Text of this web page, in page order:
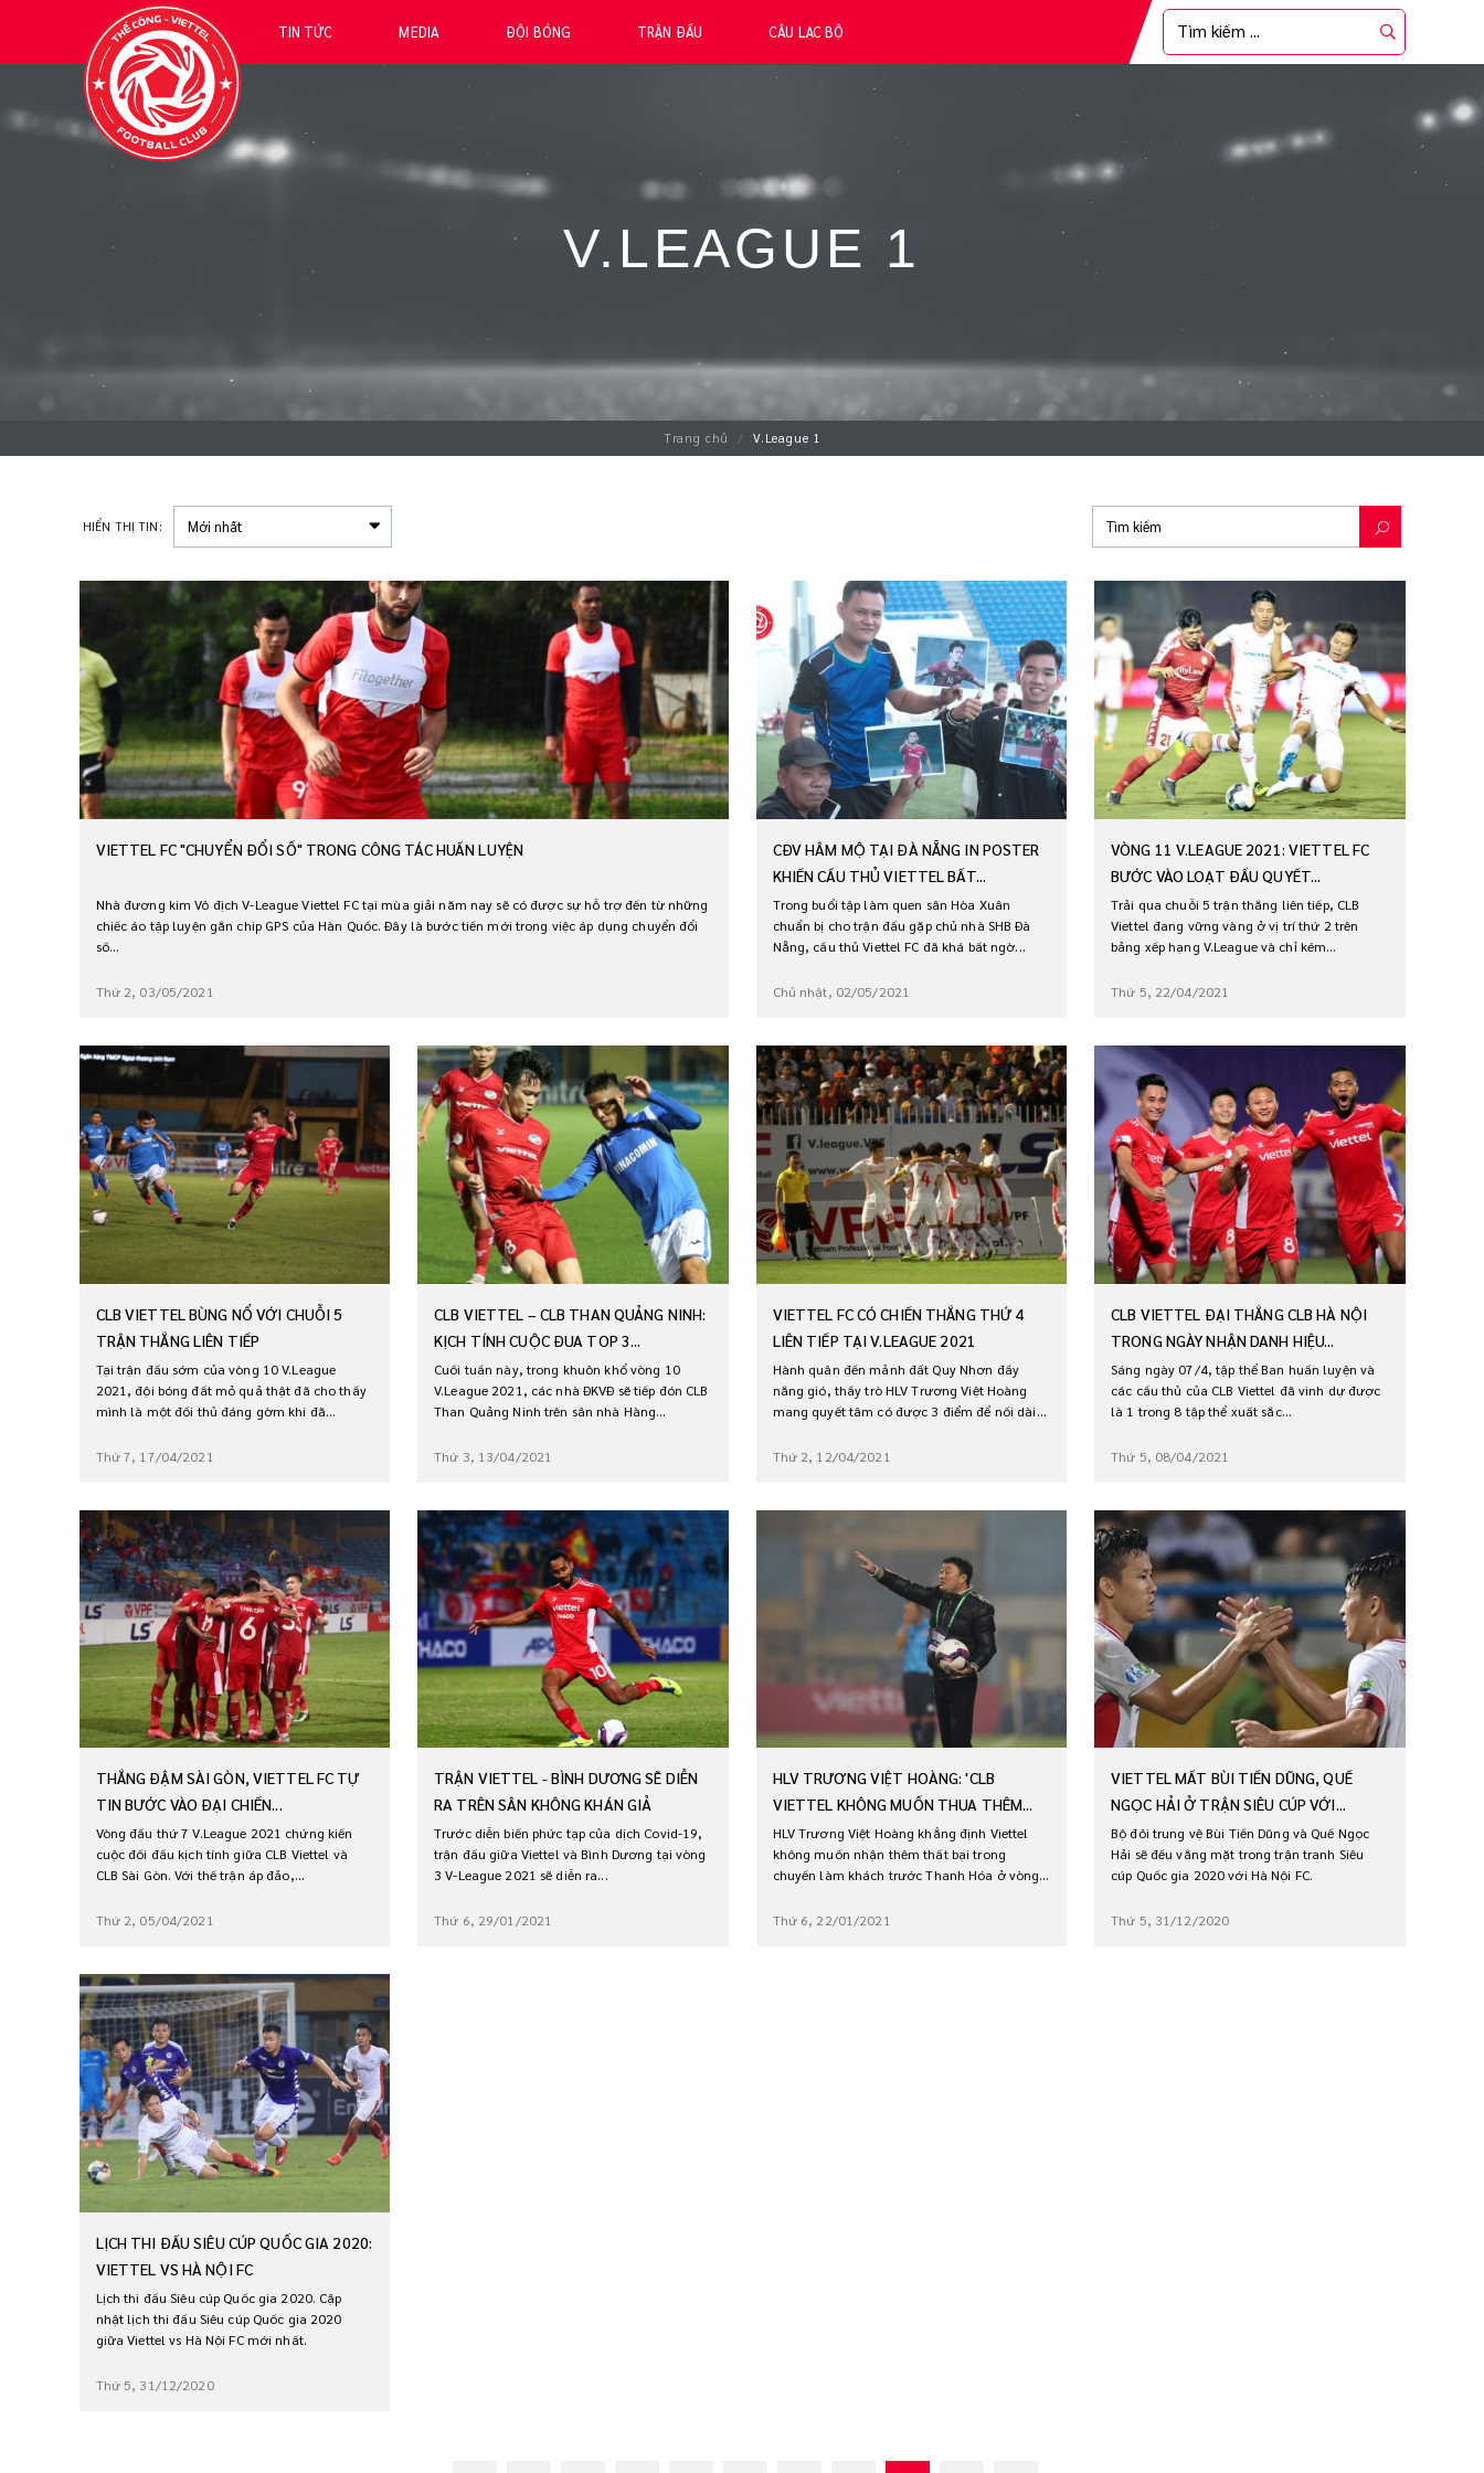
TIN TỨC MEDIA ĐỘI BÓNG TRẬN ĐẤU CÂU LẠC BỘ
V.LEAGUE 1
Trang chủ V.League 1
HIỂN THỊ TIN:
VIETTEL FC "CHUYỂN ĐỔI SỐ" TRONG CÔNG TÁC HUẤN LUYỆN
Nhà đương kim Vô địch V-League Viettel FC tại mùa giải năm nay sẽ có được sự hỗ trợ đến từ những
chiếc áo tập luyện gắn chip GPS của Hàn Quốc. Đây là bước tiến mới trong việc áp dụng chuyển đổi
số...
Thứ 2, 03/05/2021
CĐV HÂM MỘ TẠI ĐÀ NẴNG IN POSTER
KHIẾN CẦU THỦ VIETTEL BẤT...
Trong buổi tập làm quen sân Hòa Xuân
chuẩn bị cho trận đấu gặp chủ nhà SHB Đà
Nẵng, cầu thủ Viettel FC đã khá bất ngờ...
Chủ nhật, 02/05/2021
VÒNG 11 V.LEAGUE 2021: VIETTEL FC
BƯỚC VÀO LOẠT ĐẤU QUYẾT...
Trải qua chuỗi 5 trận thắng liên tiếp, CLB
Viettel đang vững vàng ở vị trí thứ 2 trên
bảng xếp hạng V.League và chỉ kém...
Thứ 5, 22/04/2021
CLB VIETTEL BÙNG NỔ VỚI CHUỖI 5
TRẬN THẮNG LIÊN TIẾP
Tại trận đấu sớm của vòng 10 V.League
2021, đội bóng đất mỏ quả thật đã cho thấy
mình là một đối thủ đáng gờm khi đã...
Thứ 7, 17/04/2021
CLB VIETTEL – CLB THAN QUẢNG NINH:
KỊCH TÍNH CUỘC ĐUA TOP 3...
Cuối tuần này, trong khuôn khổ vòng 10
V.League 2021, các nhà ĐKVĐ sẽ tiếp đón CLB
Than Quảng Ninh trên sân nhà Hàng...
Thứ 3, 13/04/2021
VIETTEL FC CÓ CHIẾN THẮNG THỨ 4
LIÊN TIẾP TẠI V.LEAGUE 2021
Hành quân đến mảnh đất Quy Nhơn đầy
nắng gió, thầy trò HLV Trương Việt Hoàng
mang quyết tâm có được 3 điểm để nối dài...
Thứ 2, 12/04/2021
CLB VIETTEL ĐẠI THẮNG CLB HÀ NỘI
TRONG NGÀY NHẬN DANH HIỆU...
Sáng ngày 07/4, tập thể Ban huấn luyện và
các cầu thủ của CLB Viettel đã vinh dự được
là 1 trong 8 tập thể xuất sắc...
Thứ 5, 08/04/2021
THẮNG ĐẬM SÀI GÒN, VIETTEL FC TỰ
TIN BƯỚC VÀO ĐẠI CHIẾN...
Vòng đấu thứ 7 V.League 2021 chứng kiến
cuộc đối đầu kịch tính giữa CLB Viettel và
CLB Sài Gòn. Với thế trận áp đảo,...
Thứ 2, 05/04/2021
TRẬN VIETTEL - BÌNH DƯƠNG SẼ DIỄN
RA TRÊN SÂN KHÔNG KHÁN GIẢ
Trước diễn biến phức tạp của dịch Covid-19,
trận đấu giữa Viettel và Bình Dương tại vòng
3 V-League 2021 sẽ diễn ra...
Thứ 6, 29/01/2021
HLV TRƯƠNG VIỆT HOÀNG: 'CLB
VIETTEL KHÔNG MUỐN THUA THÊM...
HLV Trương Việt Hoàng khẳng định Viettel
không muốn nhận thêm thất bại trong
chuyến làm khách trước Thanh Hóa ở vòng
Thứ 6, 22/01/2021
VIETTEL MẤT BÙI TIẾN DŨNG, QUẾ
NGỌC HẢI Ở TRẬN SIÊU CÚP VỚI...
Bộ đôi trung vệ Bùi Tiến Dũng và Quế Ngọc
Hải sẽ đều vắng mặt trong trận tranh Siêu
cúp Quốc gia 2020 với Hà Nội FC.
Thứ 5, 31/12/2020
LỊCH THI ĐẤU SIÊU CÚP QUỐC GIA 2020:
VIETTEL VS HÀ NỘI FC
Lịch thi đấu Siêu cúp Quốc gia 2020. Cập
nhật lịch thi đấu Siêu cúp Quốc gia 2020
giữa Viettel vs Hà Nội FC mới nhất.
Thứ 5, 31/12/2020